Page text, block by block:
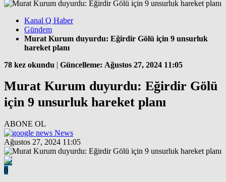
Kanal Q Haber
Gündem
Murat Kurum duyurdu: Eğirdir Gölü için 9 unsurluk
hareket planı
78 kez okundu | Güncelleme: Ağustos 27, 2024 11:05
Murat Kurum duyurdu: Eğirdir Gölü
için 9 unsurluk hareket planı
ABONE OL
News
Ağustos 27, 2024 11:05
0